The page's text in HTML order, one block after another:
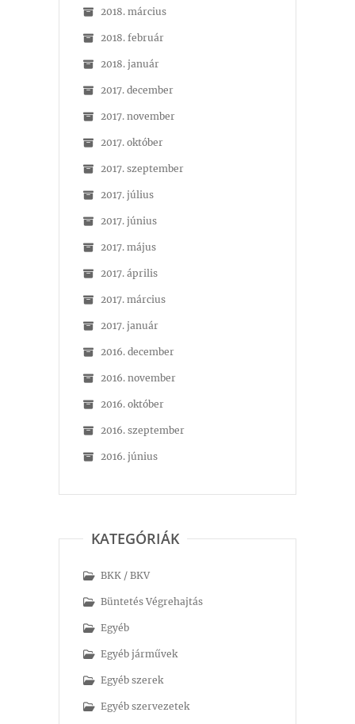
2018. március
2018. február
2018. január
2017. december
2017. november
2017. október
2017. szeptember
2017. július
2017. június
2017. május
2017. április
2017. március
2017. január
2016. december
2016. november
2016. október
2016. szeptember
2016. június
KATEGÓRIÁK
BKK / BKV
Büntetés Végrehajtás
Egyéb
Egyéb járművek
Egyéb szerek
Egyéb szervezetek